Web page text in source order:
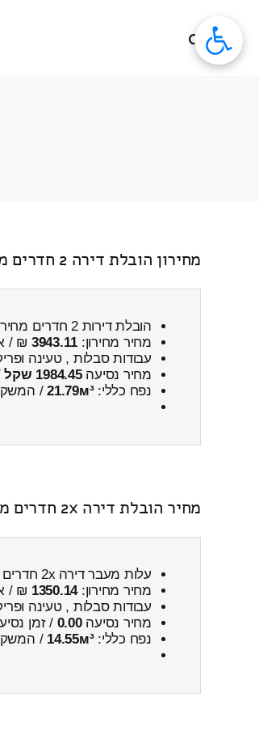
מחירון הובלת דירה 2 חדרים מאילת השחר ← לעינות
הובלת דירות 2 חדרים מחיר מאילת השחר ← לעינות
מחיר מחירון: 3943.11
₪ /
עבודות סבלות , טעינה
מחיר נסיעה1984.45 שקל
נפח כללי:21.79м³
/
מחיר הובלת דירה 2x חדרים מארז ← לאילת השחר כולל פירוק והרכבה
עלות מעבר דירה 2x חדרים מארז ← לאילת השחר
מחיר מחירון:1350.14
₪ /
עבודות סבלות , טעינה
מחיר נסיעה0.00 / זמן
נפח כללי:14.55м³
/